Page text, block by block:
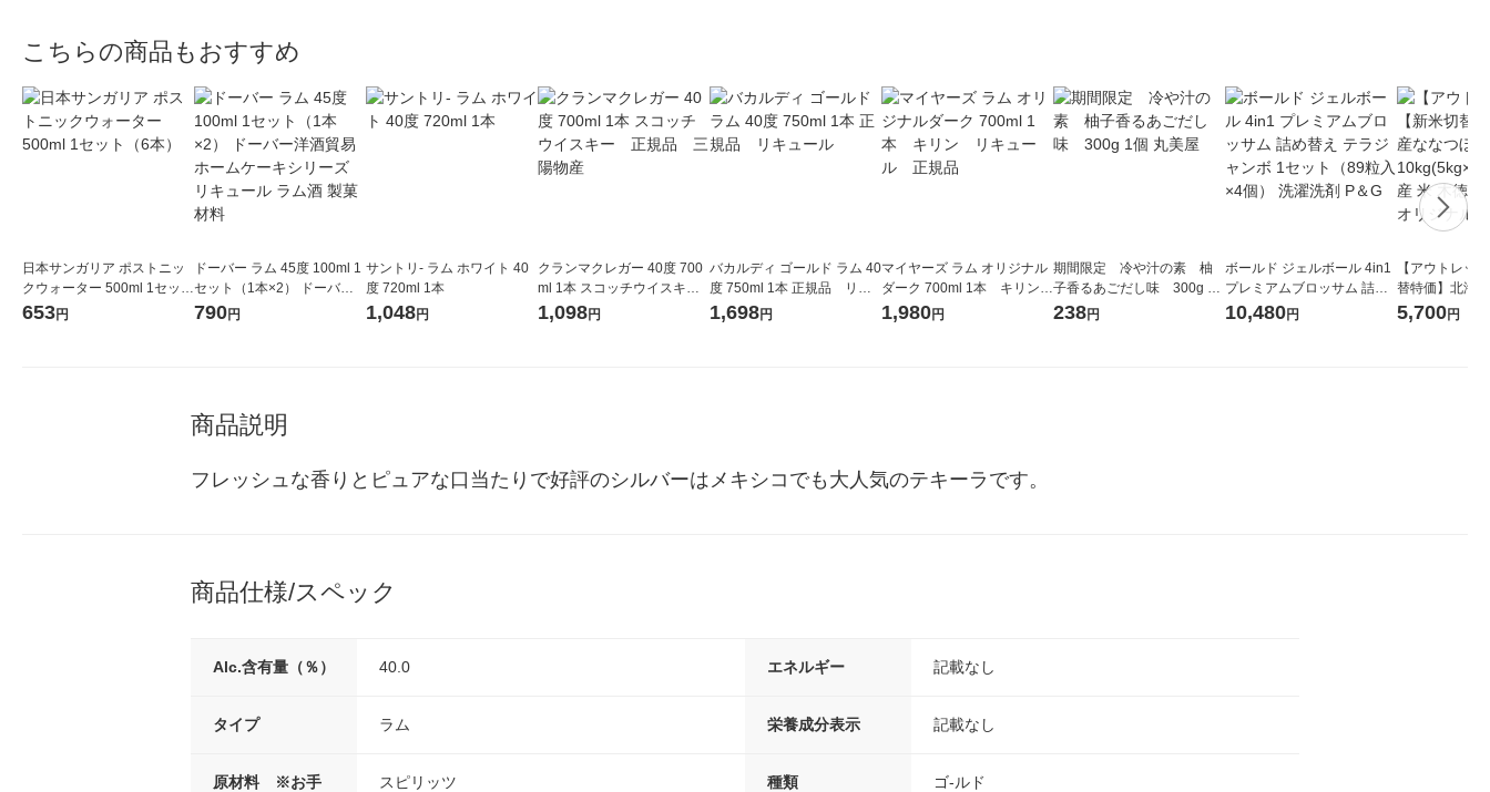
こちらの商品もおすすめ
日本サンガリア ポストニッ
クウォーター 500ml 1セット
（6本）
653円
ドーバー ラム 45度 100ml 1
セット（1本×2） ドーバー
洋酒貿易 ホームケーキシリ
790円
サントリ- ラム ホワイト 40
度 720ml 1本
1,048円
クランマクレガー 40度 700
ml 1本 スコッチウイスキ
ー 正規品 三陽物産
1,098円
バカルディ ゴールド ラム 40
度 750ml 1本 正規品 リキ
ュール
1,698円
マイヤーズ ラム オリジナル
ダーク 700ml 1本 キリン
リキュール 正規品
1,980円
期間限定 冷や汁の素 柚
子香るあごだし味 300g 1
個 丸美屋
238円
ボールド ジェルボール 4in1
プレミアムブロッサム 詰め
替え テラジャンボ 1セット
10,480円
【アウトレッ
替特価】北海
し 精白米
5,700円
商品説明
フレッシュな香りとピュアな口当たりで好評のシルバーはメキシコでも大人気のテキーラです。
商品仕様/スペック
Alc.含有量（％） 40.0 エネルギー 記載なし
タイプ ラム 栄養成分表示 記載なし
原材料 ※お手
スピリッツ 種類 ゴ-ルド